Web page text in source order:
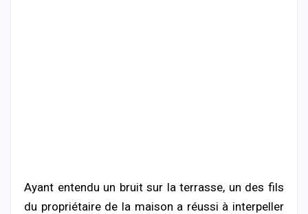
Ayant entendu un bruit sur la terrasse, un des fils
du propriétaire de la maison a réussi à interpeller